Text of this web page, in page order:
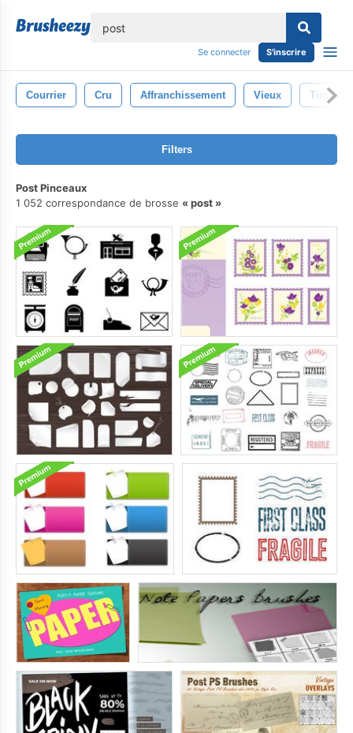
Se connecter S'inscrire
Courrier Cru Affranchissement Vieux Timbres
Filters
Post Pinceaux
1 052 correspondance de brosse
post